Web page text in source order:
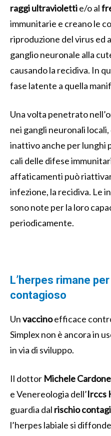
raggi ultraviolettie/o al
immunitarie e creano le
riproduzione del virus ed
ganglio neuronale alla
causando la recidiva. In
fase latente a quella
Una volta penetrato
nei gangli neuronali
inattivo anche per lunghi
cali delle difese
affaticamenti può
infezione, la recidiva. Le
sono note per la loro
periodicamente.
L’herpes rimane
contagioso
Unvaccinoefficace
Simplex non è ancora in
in via di sviluppo.
Il dottor Michele Cardone
e Venereologia dell’Irccs
guardia dal rischio
l’herpes labiale si